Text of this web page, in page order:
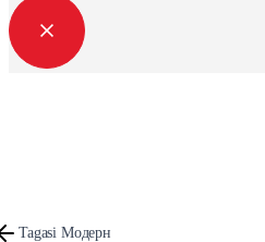
Tagasi Mодерн